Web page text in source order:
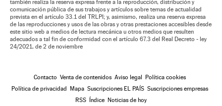
también realiza la reserva expresa frente a la reproducción, distribución y
comunicación pública de sus trabajos y artículos sobre temas de actualidad
prevista en el artículo 33.1 del TRLPI; y, asimismo, realiza una reserva expresa
de las reproducciones y usos de las obras y otras prestaciones accesibles desde
este sitio web a medios de lectura mecánica u otros medios que resulten
adecuados a tal fin de conformidad con el artículo 67.3 del Real Decreto - ley
24/2021, de 2 de noviembre
Contacto Venta de contenidos Aviso legal Política cookies
Política de privacidad Mapa Suscripciones EL PAÍS Suscripciones empresas
RSS Índice Noticias de hoy